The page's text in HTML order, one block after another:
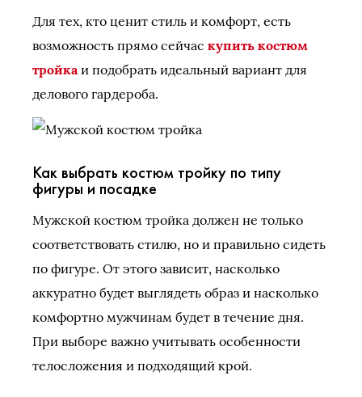
Для тех, кто ценит стиль и комфорт, есть
возможность прямо сейчас купить костюм
тройкаи подобрать идеальный вариант для
делового гардероба.
Как выбрать костюм тройку по типу
фигуры и посадке
Мужской костюм тройка должен не только
соответствовать стилю, но и правильно сидеть
по фигуре. От этого зависит, насколько
аккуратно будет выглядеть образ и насколько
комфортно мужчинам будет в течение дня.
При выборе важно учитывать особенности
телосложения и подходящий крой.